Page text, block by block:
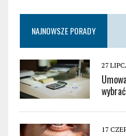
NAJNOWSZE PORADY
27
17